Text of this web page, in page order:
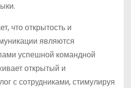
что открытость и
являются
успешной командной
открытый и
с сотрудниками, стимулируя